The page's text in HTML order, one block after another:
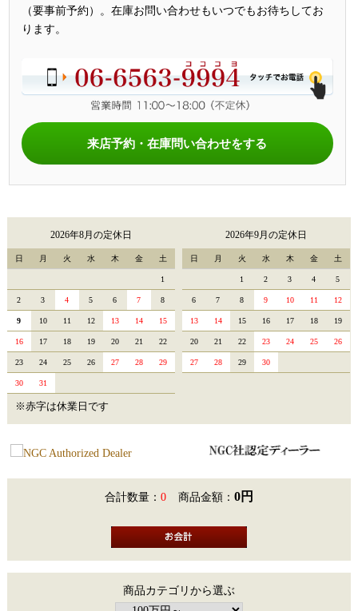
（要事前予約）。在庫お問い合わせもいつでもお待ちしてお
ります。
来店予約・在庫問い合わせをする
2026年8月の定休日
日 月 火 水 木 金 土
1
2 3 4 5 6 7 8
9 10 11 12 13 14 15
16 17 18 19 20 21 22
23 24 25 26 27 28 29
30 31
2026年9月の定休日
日 月 火 水 木 金 土
1 2 3 4 5
6 7 8 9 10 11 12
13 14 15 16 17 18 19
20 21 22 23 24 25 26
27 28 29 30
※赤字は休業日です
合計数量： 0 商品金額： 0円
商品カテゴリから選ぶ